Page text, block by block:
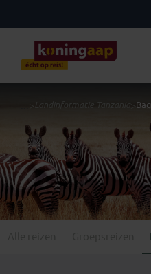
Landinformatie Tanzania >